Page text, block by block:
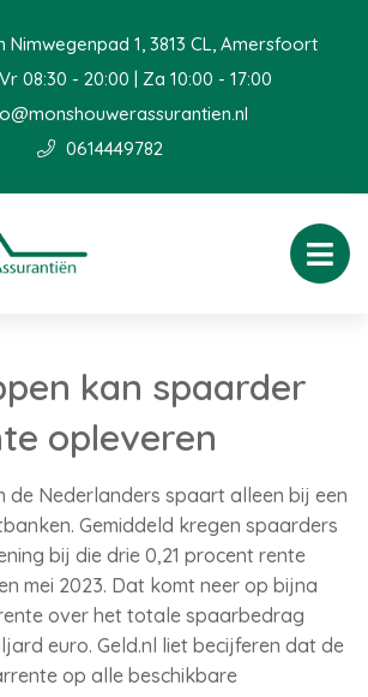
Nimwegenpad 1, 3813 CL, Amersfoort
08:30 - 20:00 | Za 10:00 - 17:00
0614449782
kan spaarder
opleveren
de Nederlanders spaart alleen bij een
Gemiddeld kregen spaarders
bij die drie 0,21 procent rente
mei 2023. Dat komt neer op bijna
over het totale spaarbedrag
euro. Geld.nl liet becijferen dat de
op alle beschikbare